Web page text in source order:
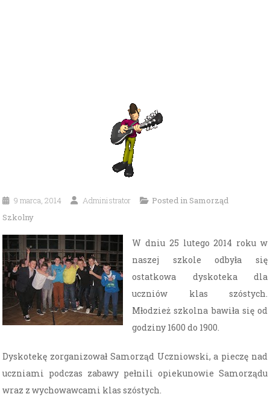
9 marca, 2014 Administrator Posted in Samorząd
Szkolny
W dniu 25 lutego 2014 roku w
naszej szkole odbyła się
ostatkowa dyskoteka dla
uczniów klas szóstych.
Młodzież szkolna bawiła się od
godziny 1600 do 1900.
Dyskotekę zorganizował Samorząd Uczniowski, a pieczę nad
uczniami podczas zabawy pełnili opiekunowie Samorządu
wraz z wychowawcami klas szóstych.